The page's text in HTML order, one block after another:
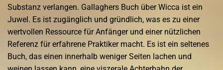
Substanz verlangen. Gallaghers Buch über Wicca ist ein
Juwel. Es ist zugänglich und gründlich, was es zu einer
wertvollen Ressource für Anfänger und einer nützlichen
Referenz für erfahrene Praktiker macht. Es ist ein seltenes
Buch, das einen innerhalb weniger Seiten lachen und